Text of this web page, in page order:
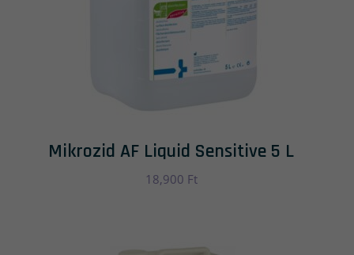
Mikrozid AF Liquid Sensitive 5 L
18,900 Ft